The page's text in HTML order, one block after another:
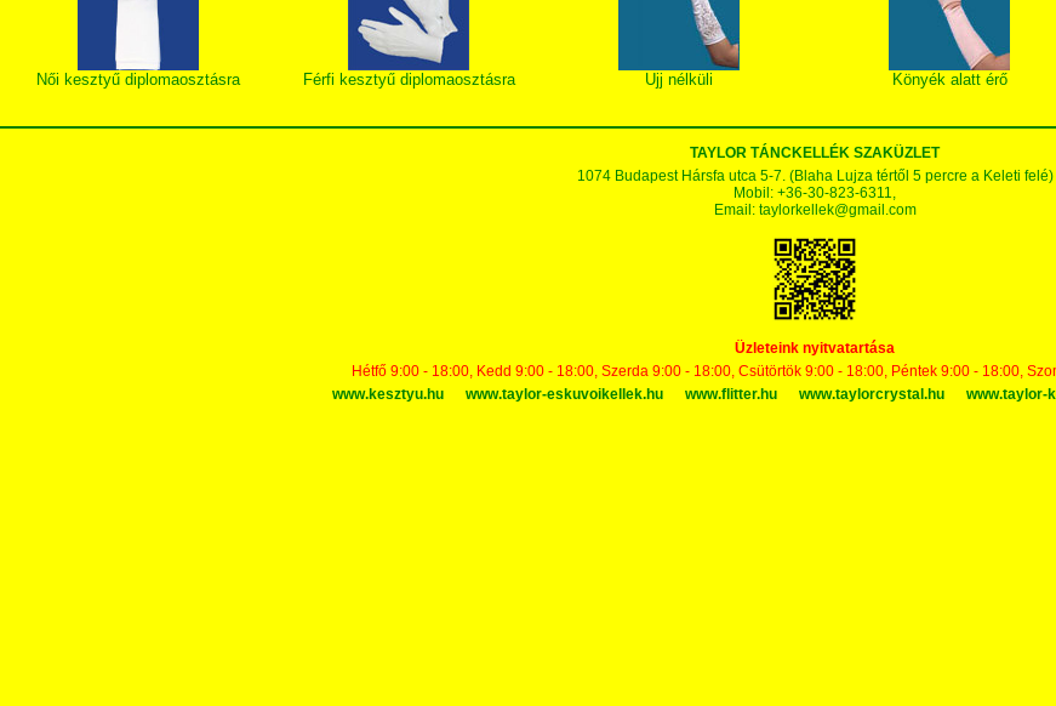
Női kesztyű diplomaosztásra Férfi kesztyű diplomaosztásra Ujj nélküli Könyék alatt érő
TAYLOR TÁNCKELLÉK SZAKÜZLET
1074 Budapest Hársfa utca 5-7. (Blaha Lujza tértől 5 percre a Keleti felé)
Mobil: +36-30-823-6311,
Email: taylorkellek@gmail.com
Üzleteink nyitvatartása
Hétfő 9:00 - 18:00, Kedd 9:00 - 18:00, Szerda 9:00 - 18:00, Csütörtök 9:00 - 18:00, Péntek 9:00 - 18:00,
www.kesztyu.hu
www.taylor-eskuvoikellek.hu www.flitter.hu www.taylorcrystal.hu www.taylor-